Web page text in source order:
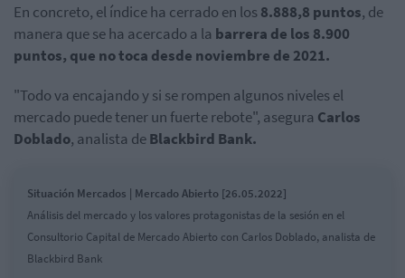
En concreto, el índice ha cerrado en los8.888,8 puntos, de
manera que se ha acercado a la barrera de los 8.900
puntos, que no toca desde noviembre de 2021.
"Todo va encajando y si se rompen algunos niveles el
mercado puede tener un fuerte rebote", asegura Carlos
Doblado, analista deBlackbird Bank.
Situación Mercados | Mercado Abierto [26.05.2022]
Análisis del mercado y los valores protagonistas de la sesión en el
Consultorio Capital de Mercado Abierto con Carlos Doblado, analista de
Blackbird Bank